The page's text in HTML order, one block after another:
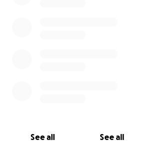
See all See all